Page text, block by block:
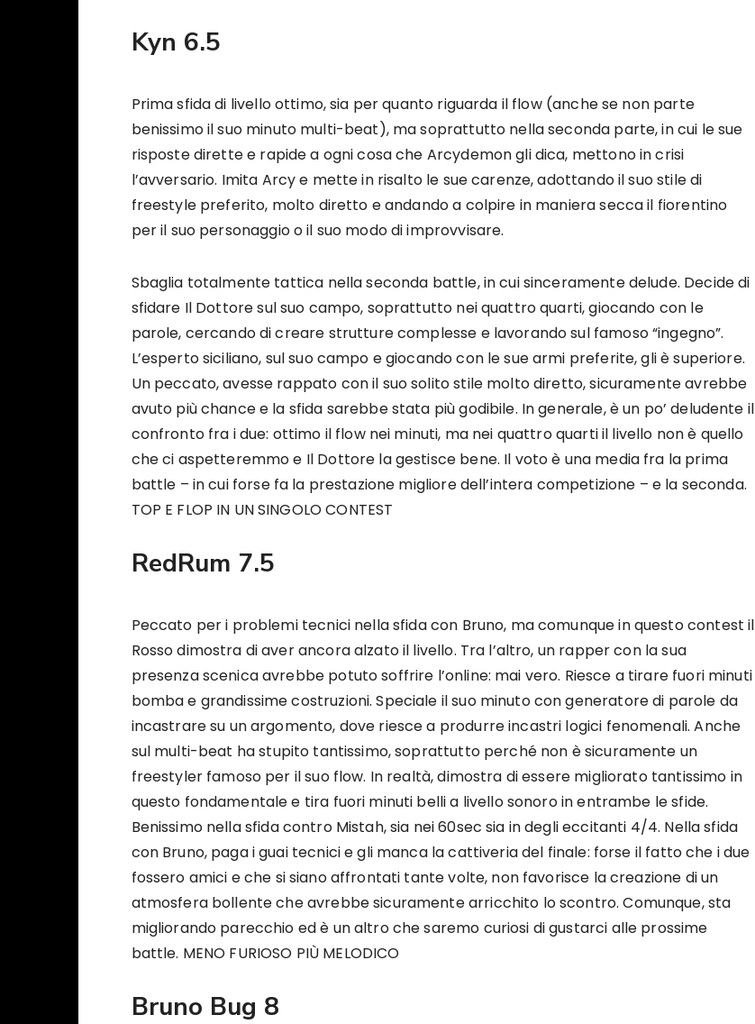
Kyn 6.5
Prima sfida di livello ottimo, sia per quanto riguarda il flow (anche se non parte
benissimo il suo minuto multi-beat), ma soprattutto nella seconda parte, in cui le sue
risposte dirette e rapide a ogni cosa che Arcydemon gli dica, mettono in crisi
l’avversario. Imita Arcy e mette in risalto le sue carenze, adottando il suo stile di
freestyle preferito, molto diretto e andando a colpire in maniera secca il fiorentino
per il suo personaggio o il suo modo di improvvisare.
Sbaglia totalmente tattica nella seconda battle, in cui sinceramente delude. Decide di
sfidare Il Dottore sul suo campo, soprattutto nei quattro quarti, giocando con le
parole, cercando di creare strutture complesse e lavorando sul famoso “ingegno”.
L’esperto siciliano, sul suo campo e giocando con le sue armi preferite, gli è superiore.
Un peccato, avesse rappato con il suo solito stile molto diretto, sicuramente avrebbe
avuto più chance e la sfida sarebbe stata più godibile. In generale, è un po’ deludente il
confronto fra i due: ottimo il flow nei minuti, ma nei quattro quarti il livello non è quello
che ci aspetteremmo e Il Dottore la gestisce bene. Il voto è una media fra la prima
battle – in cui forse fa la prestazione migliore dell’intera competizione – e la seconda.
TOP E FLOP IN UN SINGOLO CONTEST
RedRum 7.5
Peccato per i problemi tecnici nella sfida con Bruno, ma comunque in questo contest il
Rosso dimostra di aver ancora alzato il livello. Tra l’altro, un rapper con la sua
presenza scenica avrebbe potuto soffrire l’online: mai vero. Riesce a tirare fuori minuti
bomba e grandissime costruzioni. Speciale il suo minuto con generatore di parole da
incastrare su un argomento, dove riesce a produrre incastri logici fenomenali. Anche
sul multi-beat ha stupito tantissimo, soprattutto perché non è sicuramente un
freestyler famoso per il suo flow. In realtà, dimostra di essere migliorato tantissimo in
questo fondamentale e tira fuori minuti belli a livello sonoro in entrambe le sfide.
Benissimo nella sfida contro Mistah, sia nei 60sec sia in degli eccitanti 4/4. Nella sfida
con Bruno, paga i guai tecnici e gli manca la cattiveria del finale: forse il fatto che i due
fossero amici e che si siano affrontati tante volte, non favorisce la creazione di un
atmosfera bollente che avrebbe sicuramente arricchito lo scontro. Comunque, sta
migliorando parecchio ed è un altro che saremo curiosi di gustarci alle prossime
battle. MENO FURIOSO PIÙ MELODICO
Bruno Bug 8